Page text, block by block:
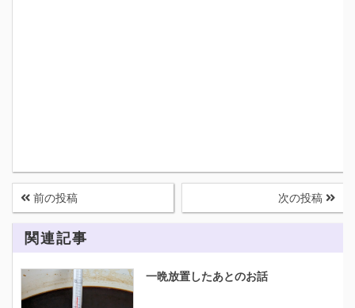
前の投稿 次の投稿
関連記事
一晩放置したあとのお話